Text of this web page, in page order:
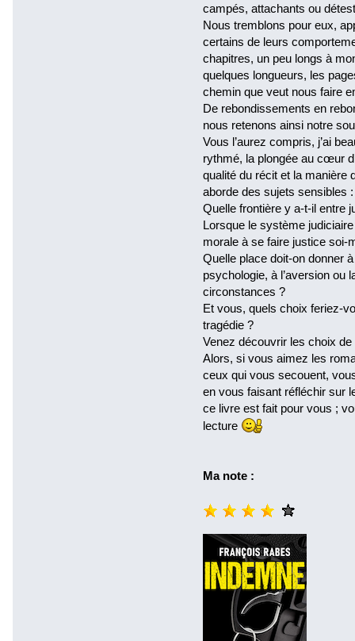
campés, attachants ou
Nous tremblons pour eux,
certains de leurs
chapitres, un peu longs à
quelques longueurs, les
chemin que veut nous faire
De rebondissements en
nous retenons ainsi notre
Vous l’aurez compris, j’ai
rythmé, la plongée au cœur
qualité du récit et la manière
aborde des sujets sensibles :
Quelle frontière y a-t-il entre
Lorsque le système
morale à se faire justice soi-
Quelle place doit-on donner
psychologie, à l’aversion ou
circonstances ?
Et vous, quels choix feriez-
tragédie ?
Venez découvrir les choix
Alors, si vous aimez les
ceux qui vous secouent,
en vous faisant réfléchir sur
ce livre est fait pour vous ;
lecture
Ma note :